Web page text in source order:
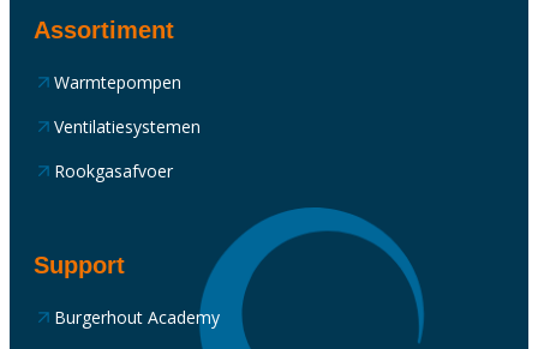
Assortiment
Warmtepompen
Ventilatiesystemen
Rookgasafvoer
Support
Burgerhout Academy